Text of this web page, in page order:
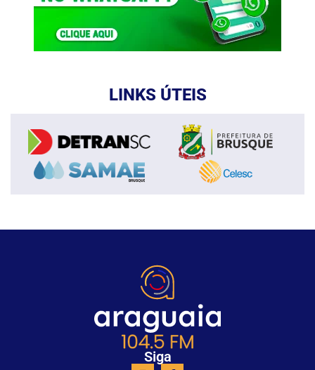
LINKS ÚTEIS
Siga